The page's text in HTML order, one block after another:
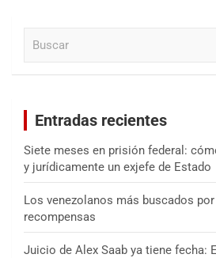
Entradas recientes
Siete meses en prisión federal:
y jurídicamente un exjefe de Estado
Los venezolanos más buscados por
recompensas
Juicio de Alex Saab ya tiene fecha: